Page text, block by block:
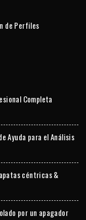
de Perfiles
Completa
Ayuda para el Análisis
céntricas &
por un apagador